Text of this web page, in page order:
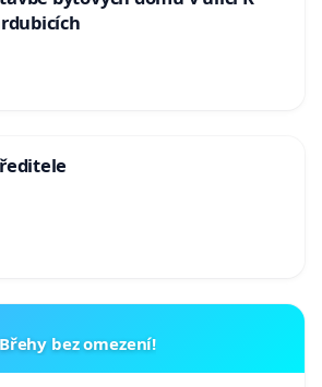
Břehy bez omezení!